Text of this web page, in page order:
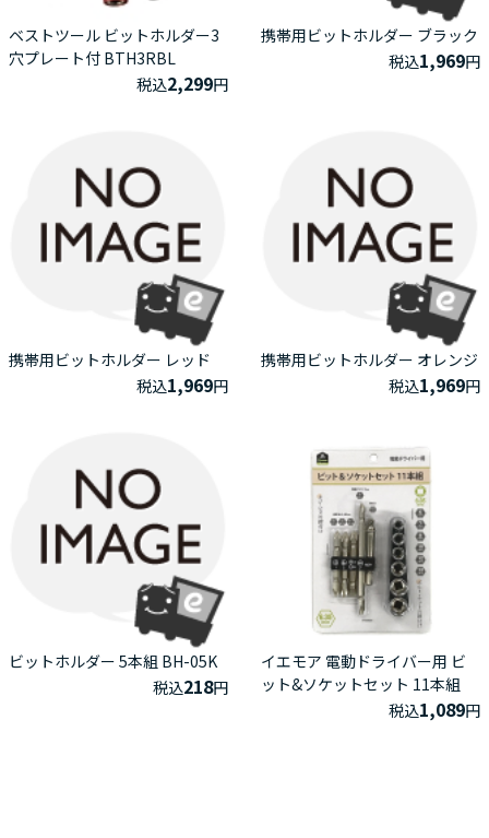
ベストツール ビットホルダー3
穴プレート付 BTH3RBL
税込2,299円
携帯用ビットホルダー ブラック
税込1,969円
携帯用ビットホルダー レッド
税込1,969円
携帯用ビットホルダー オレンジ
税込1,969円
ビットホルダー 5本組 BH-05K
税込218円
イエモア 電動ドライバー用 ビ
ット&ソケットセット 11本組
税込1,089円